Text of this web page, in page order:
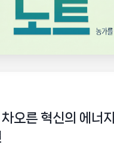
오른 혁신의 에너